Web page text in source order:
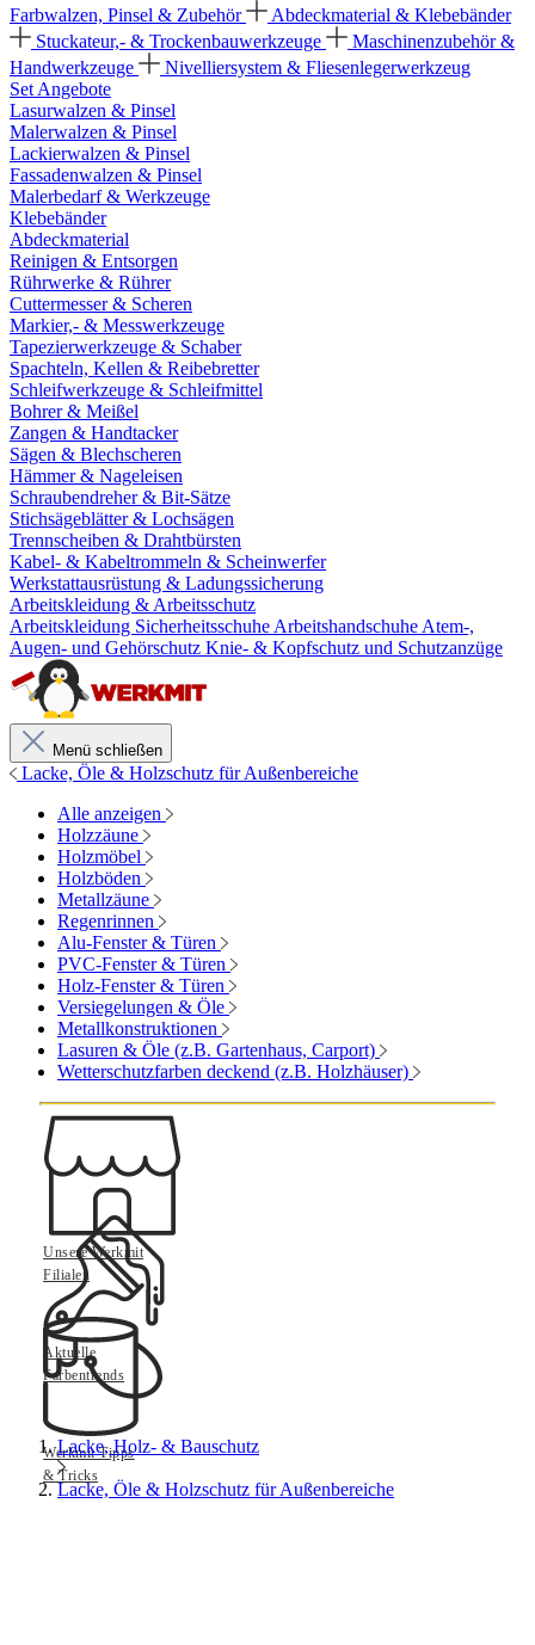
Farbwalzen, Pinsel & Zubehör
Abdeckmaterial & Klebebänder
Stuckateur,- & Trockenbauwerkzeuge
Maschinenzubehör &
Handwerkzeuge
Nivelliersystem & Fliesenlegerwerkzeug
Set Angebote
Lasurwalzen & Pinsel
Malerwalzen & Pinsel
Lackierwalzen & Pinsel
Fassadenwalzen & Pinsel
Malerbedarf & Werkzeuge
Klebebänder
Abdeckmaterial
Reinigen & Entsorgen
Rührwerke & Rührer
Cuttermesser & Scheren
Markier,- & Messwerkzeuge
Tapezierwerkzeuge & Schaber
Spachteln, Kellen & Reibebretter
Schleifwerkzeuge & Schleifmittel
Bohrer & Meißel
Zangen & Handtacker
Sägen & Blechscheren
Hämmer & Nageleisen
Schraubendreher & Bit-Sätze
Stichsägeblätter & Lochsägen
Trennscheiben & Drahtbürsten
Kabel- & Kabeltrommeln & Scheinwerfer
Werkstattausrüstung & Ladungssicherung
Arbeitskleidung & Arbeitsschutz
Arbeitskleidung Sicherheitsschuhe Arbeitshandschuhe Atem-,
Augen- und Gehörschutz Knie- & Kopfschutz und Schutzanzüge
Menü schließen
Lacke, Öle & Holzschutz für Außenbereiche
Alle anzeigen
Holzzäune
Holzmöbel
Holzböden
Metallzäune
Regenrinnen
Alu-Fenster & Türen
PVC-Fenster & Türen
Holz-Fenster & Türen
Versiegelungen & Öle
Metallkonstruktionen
Lasuren & Öle (z.B. Gartenhaus, Carport)
Wetterschutzfarben deckend (z.B. Holzhäuser)
Unsere Werkmit
Filialen
Aktuelle
Farbentrends
Werkmit Tipps
& Tricks
Lacke, Holz- & Bauschutz
Lacke, Öle & Holzschutz für Außenbereiche